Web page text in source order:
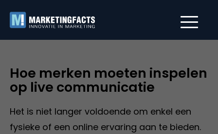
Hoe merken moeten inspelen
op live communicatie
Het is niet langer voldoende om enkel een
fysieke of een online ervaring aan te bieden.